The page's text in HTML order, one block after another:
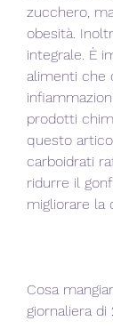
zucchero,
obesità.
integrale. È
alimenti che
prodotti
questo
carboidrati
ridurre il
migliorare la
Cosa
giornaliera di